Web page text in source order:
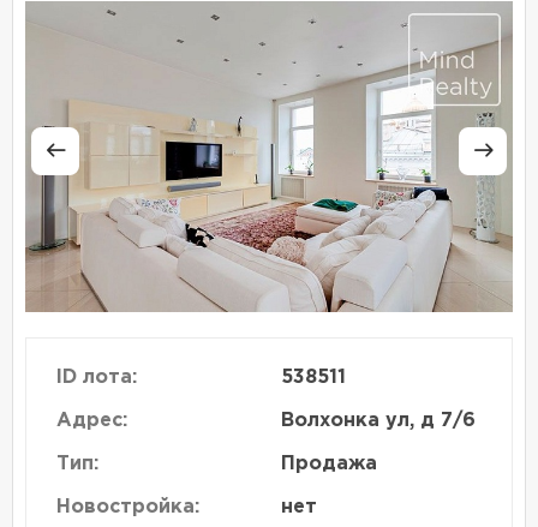
ID лота: 538511
Адрес: Волхонка ул, д 7/6
Тип: Продажа
Новостройка: нет